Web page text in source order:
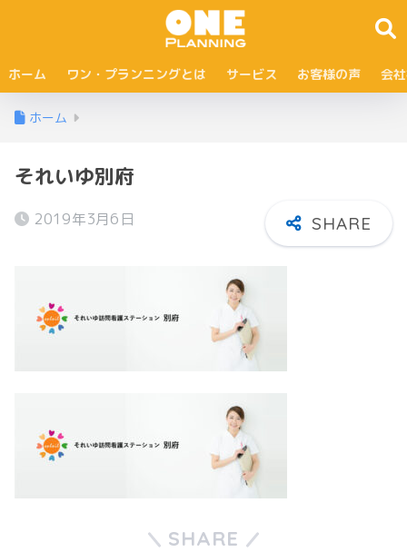
ホーム ワン・プランニングとは サービス お客様の声 会
ホーム
それいゆ別府
2019年3月6日
SHARE